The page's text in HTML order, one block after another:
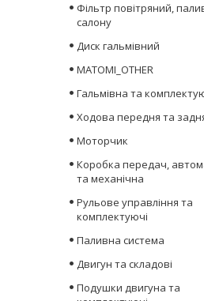
Фільтр повітряний,
салону
Диск гальмівний
MATOMI_OTHER
Гальмівна та
Ходова передня та
Моторчик
Коробка передач,
та механічна
Рульове управління та
комплектуючі
Паливна система
Двигун та складові
Подушки двигуна та